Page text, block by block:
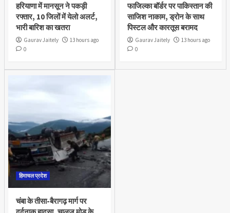
हरियाणा में मानसून ने पकड़ी
रफ्तार, 10 जिलों में येलो अलर्ट,
भारी बारिश का खतरा
Gaurav Jaitely
13 hours ago
0
फाजिल्का बॉर्डर पर पाकिस्तान की
साजिश नाकाम, ड्रोन के साथ
पिस्टल और कारतूस बरामद
Gaurav Jaitely
13 hours ago
0
हिमाचल प्रदेश
चंबा के तीसा-बैरागढ़ मार्ग पर